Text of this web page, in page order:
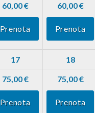
60,00 €
Prenota
60,00 €
Prenota
17 18
75,00 €
Prenota
75,00 €
Prenota